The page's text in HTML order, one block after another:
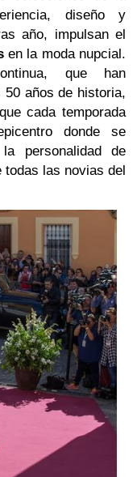
diseño y
año, impulsan el
en la moda nupcial.
que han
años de historia,
cada temporada
donde se
personalidad de
las novias del